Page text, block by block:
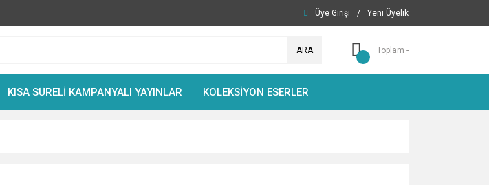
Üye Girişi / Yeni Üyelik
ARA Toplam -
KISA SÜRELİ KAMPANYALI YAYINLAR KOLEKSİYON ESERLER